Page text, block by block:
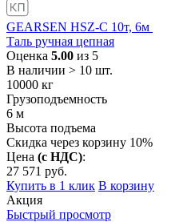
GEARSEN HSZ-C 10т, 6м
Таль ручная цепная
Оценка 5.00 из 5
В наличии > 10 шт.
10000 кг
Грузоподъемность
6 м
Высота подъема
Скидка через корзину 10%
Цена (с НДС):
27 571 руб.
Купить в 1 клик В корзину
Акция
Быстрый просмотр